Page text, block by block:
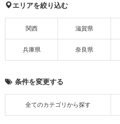
エリアを絞り込む
関西 滋賀県
兵庫県 奈良県
条件を変更する
全てのカテゴリから探す